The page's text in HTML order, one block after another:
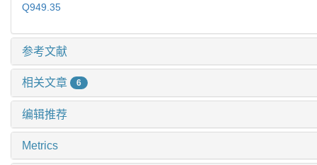
Q949.35
参考文献
相关文章 6
编辑推荐
Metrics